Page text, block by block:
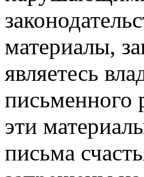
материалы,
являетесь
письменного
эти
письма